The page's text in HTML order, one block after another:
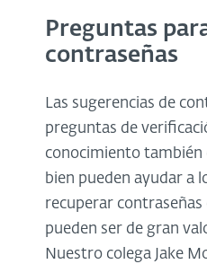
Preguntas
contraseñas
Las sugerencias de
preguntas de
conocimiento también
bien pueden ayudar a
recuperar
pueden ser de gran
Nuestro colega Jake